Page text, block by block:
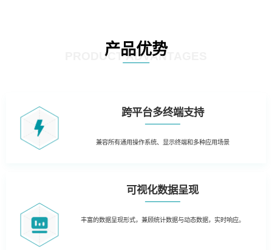
产品优势
PRODUCT ADVANTAGES
跨平台多终端支持
兼容所有通用操作系统、 显示终端和多种应用场景
可视化数据呈现
丰富的数据呈现形式，兼顾统计数据与动态数据，实时响应。